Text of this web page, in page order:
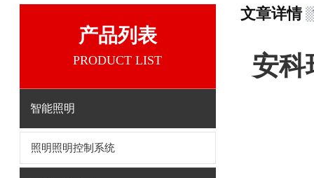
产品列表
PRODUCT LIST
智能照明
照明照明控制系统
文章详情
安科